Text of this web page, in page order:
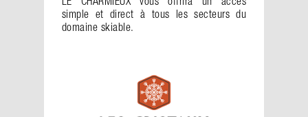
LE CHARMIEUX vous offrira un accès
simple et direct à tous les secteurs du
domaine skiable.